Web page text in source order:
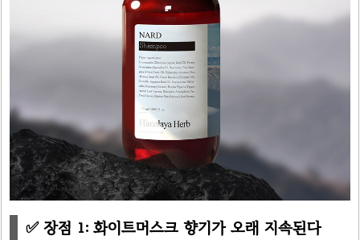
✅ 장점 1: 화이트머스크 향기가 오래 지속된다